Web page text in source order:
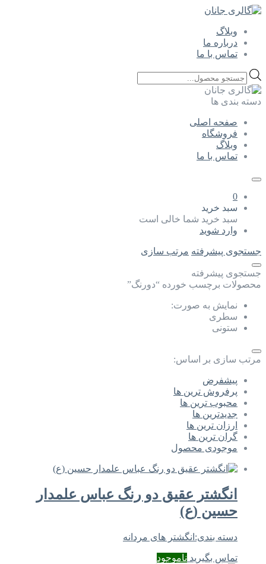
وبلاگ
درباره ما
تماس با ما
Products
search
دسته بندی ها
صفحه اصلی
فروشگاه
وبلاگ
تماس با ما
0
سبد خرید
سبد خرید شما خالی است
وارد شوید
جستجوی پیشرفته مرتب سازی
جستجوی پیشرفته
محصولات برچسب خورده “دورنگ”
نمایش به صورت:
سطری
ستونی
مرتب سازی بر اساس:
پیشفرض
پرفروش ترین ها
محبوب ترین ها
جدیدترین ها
ارزان ترین ها
گران ترین ها
موجودی محصول
انگشتر عقیق دو رنگ عباس علمدار
حسین (ع)
دسته بندی: انگشتر های مردانه
تماس بگیرید ناموجود